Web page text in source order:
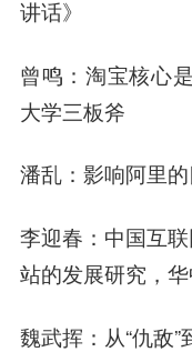
讲话》
曾鸣：淘宝核心
大学三板斧
潘乱：影响阿里
李迎春：中国互
站的发展研究，
魏武挥 ：从“仇敌